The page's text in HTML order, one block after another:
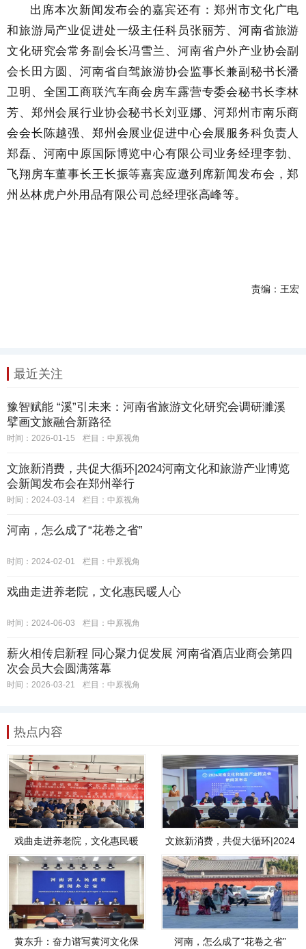
出席本次新闻发布会的嘉宾还有：郑州市文化广电
和旅游局产业促进处一级主任科员张丽芳、河南省旅游
文化研究会常务副会长冯雪兰、河南省户外产业协会副
会长田方圆、河南省自驾旅游协会监事长兼副秘书长潘
卫明、全国工商联汽车商会房车露营专委会秘书长李林
芳、郑州会展行业协会秘书长刘亚娜、河郑州市南乐商
会会长陈越强、郑州会展业促进中心会展服务科负责人
郑磊、河南中原国际博览中心有限公司业务经理李勃、
飞翔房车董事长王长振等嘉宾应邀列席新闻发布会，郑
州丛林虎户外用品有限公司总经理张高峰等。
责编：王宏
最近关注
豫智赋能 “溪”引未来：河南省旅游文化研究会调研濉溪
擘画文旅融合新路径
时间：2026-01-15 栏目： 中原视角
文旅新消费，共促大循环|2024河南文化和旅游产业博览
会新闻发布会在郑州举行
时间：2024-03-14 栏目： 中原视角
河南，怎么成了“花卷之省”
时间：2024-02-01 栏目： 中原视角
戏曲走进养老院，文化惠民暖人心
时间：2024-06-03 栏目： 中原视角
薪火相传启新程 同心聚力促发展 河南省酒店业商会第四
次会员大会圆满落幕
时间：2026-03-21 栏目： 中原视角
热点内容
戏曲走进养老院，文化惠民暖
文旅新消费，共促大循环|2024
闻发布会在郑州举行
黄东升：奋力谱写黄河文化保
河南，怎么成了“花卷之省”